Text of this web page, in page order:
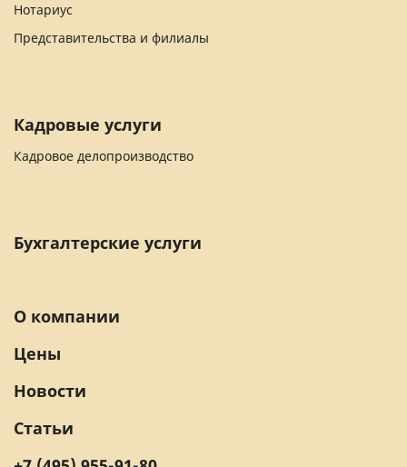
Нотариус
Представительства и филиалы
Кадровые услуги
Кадровое делопроизводство
Бухгалтерские услуги
О компании
Цены
Новости
Статьи